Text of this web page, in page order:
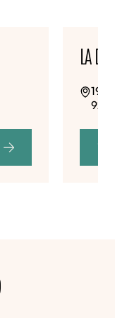
LA
19